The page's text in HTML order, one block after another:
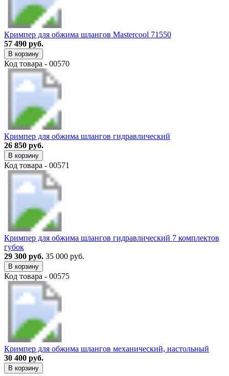
Кримпер для обжима шлангов Mastercool 71550
57 490 руб.
В корзину
Код товара - 00570
Кримпер для обжима шлангов гидравлический
26 850 руб.
В корзину
Код товара - 00571
Кримпер для обжима шлангов гидравлический 7 комплектов
губок
29 300 руб. 35 000 руб.
В корзину
Код товара - 00575
Кримпер для обжима шлангов механический, настольный
30 400 руб.
В корзину